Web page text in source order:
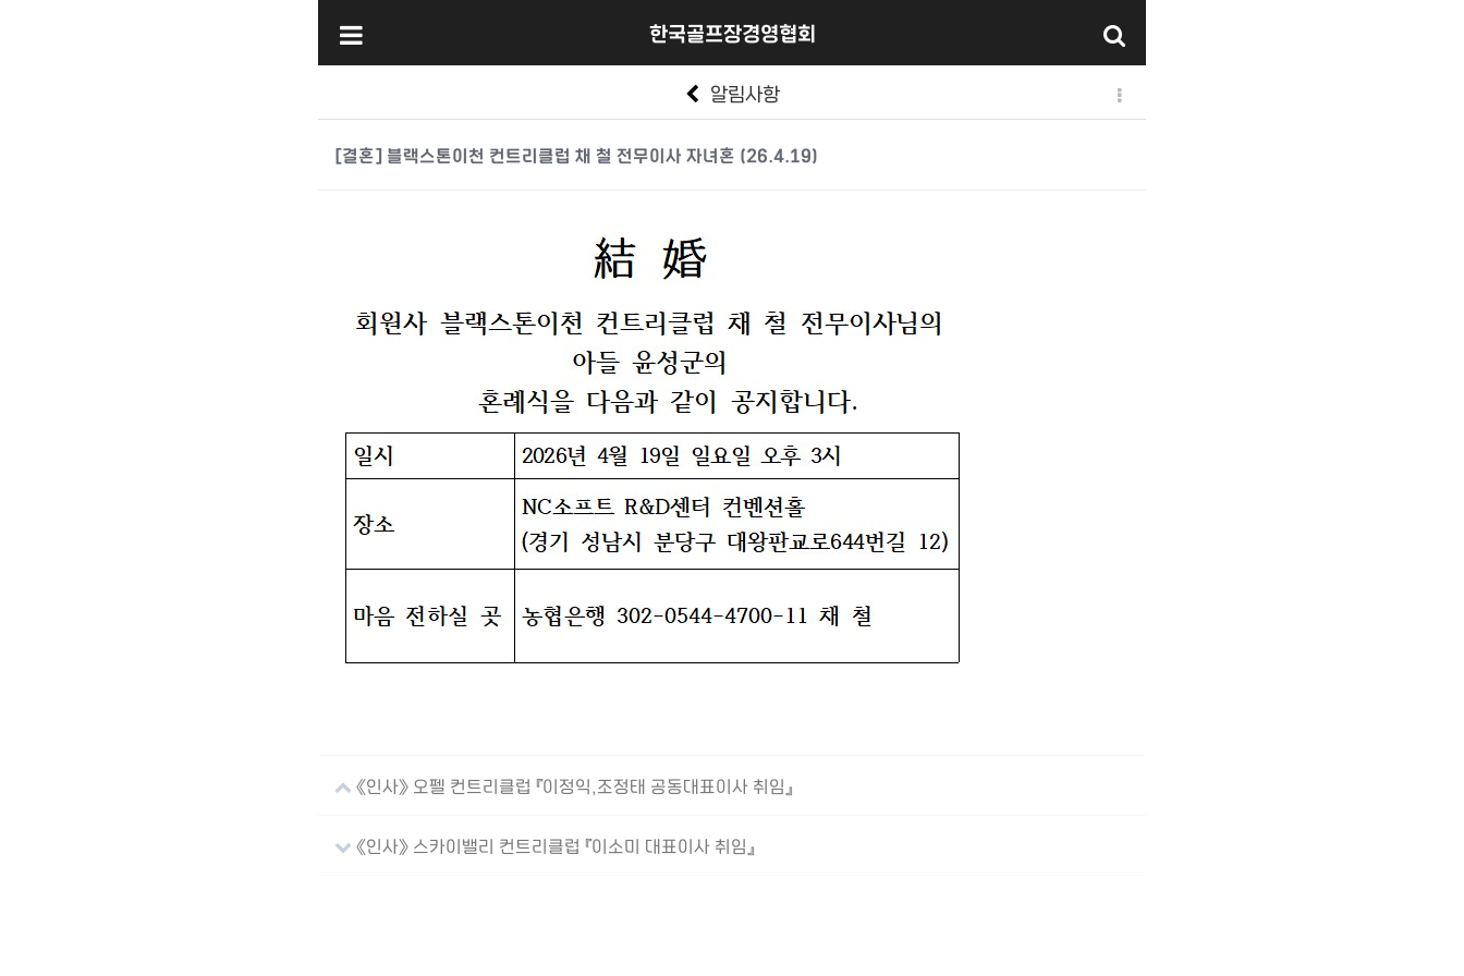
한국골프장경영협회
알림사항
[결혼] 블랙스톤이천 컨트리클럽 채 철 전무이사 자녀혼 (26.4.19)
《인사》 오펠 컨트리클럽 『이정익,조정태 공동대표이사 취임』
《인사》 스카이밸리 컨트리클럽 『이소미 대표이사 취임』